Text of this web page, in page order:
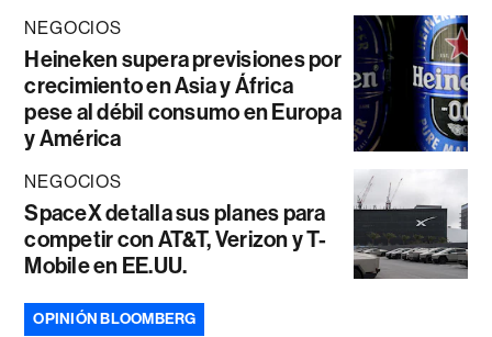
NEGOCIOS
Heineken supera previsiones por
crecimiento en Asia y África
pese al débil consumo en Europa
y América
NEGOCIOS
SpaceX detalla sus planes para
competir con AT&T, Verizon y T-
Mobile en EE.UU.
OPINIÓN BLOOMBERG